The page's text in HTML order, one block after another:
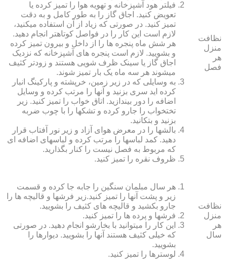
نظافت
منزل
هر
فصل
فیلتر هود آشپزخانه و تهویه هوا را تمیز کرده یا
تعویض کنید. اجاق گاز را به طور کامل و به دقت
تمیز کنید. در صورتی که زیاد از آن استفاده می‏کنید،
لازم است این کار را در فواصل کوتاه‏تر انجام دهید.
هر شش ماه پنجره‏ ها را از داخل و بیرون تمیز کرده
و بشویید. لازم است پنجره‏ های آشپزخانه که نزدیک
اجاق گاز یا سینک ظرف شویی هستند و زودتر کثیف
می‏شوند هر سه ماه یک بار تمیز شوند.
به وسایلی که در زیر زمین، خرپشته و پارکینگ انبار
کرده‏ اید سری بزنید و آنها را مرتب کرده و وسایل
اضافه را دور بیندازید. اتاق خواب را تمیز کنید. زیر
تختخواب را جارو کرده و تشک‏ها را با چوب ضربه
بزنید و بتکانید.
بالش‏ها را در معرض هوای آزاد و زیر نور آفتاب قرار
دهید. کمد لباس‏ها را مرتب کرده و لباس‏های اضافه ای
که مربوط به فصل نیست را کنار بگذارید.
ظروف نقره را تمیز کنید.
نظافت
منزل
هر
سال
هر سال مبلمان سنگین را جابه جا کرده و قسمت
زیر و پشت آنها را تمیز کنید.زیر فرش‏ها و قالیچه‏ ها را
جارو بکشید و قالیچه‏ های کثیف را بشویید.
فرش‏ها و پرده ‏ها را تمیز کنید.
این کار را می‏توانید با بخارشو انجام دهید. در صورتی
که خیلی کثیف هستند آنها را بشویید. دیوارها را
بشویید.
لوسترها را تمیز کنید.